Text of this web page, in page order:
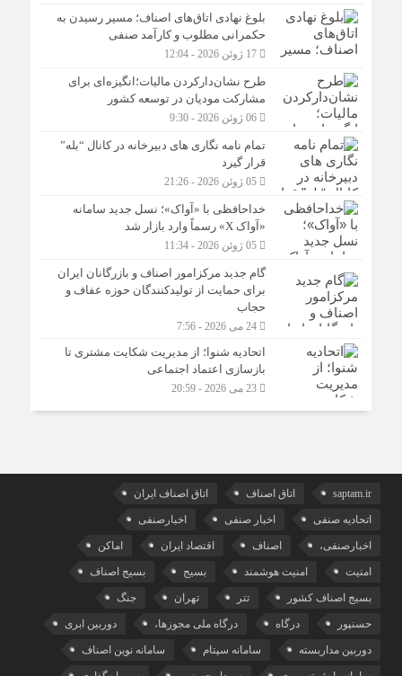
بلوغ نهادی اتاق‌های اصناف؛ مسیر رسیدن به
حکمرانی مطلوب و کارآمد صنفی
17 ژوئن 2026 - 12:04
طرح نشان‌دارکردن مالیات؛انگیزه‌ای برای
مشارکت مودیان در توسعه کشور
06 ژوئن 2026 - 9:30
تمام نامه نگاری های دبیرخانه در کانال “بله”
قرار گیرد
05 ژوئن 2026 - 21:26
خداحافظی با «آواک»؛ نسل جدید سامانه
«آواک X» رسماً وارد بازار شد
05 ژوئن 2026 - 11:34
گام جدید مرکزامور اصناف و بازرگانان ایران
برای حمایت از تولیدکنندگان حوزه عفاف و
حجاب
24 می 2026 - 7:56
اتحادیه شنوا؛ از مدیریت شکایت مشتری تا
بازسازی اعتماد اجتماعی ‌
23 می 2026 - 20:59
saptam.ir اتاق اصناف اتاق اصناف ایران
اتحادیه صنفی اخبار صنفی اخبارصنفی
اخبارصنفی، اصناف اقتصاد ایران اماکن
امنیت امنیت هوشمند بسیج بسیج اصناف
بسیج اصناف کشور تتر تهران جنگ
حسنپور درگاه درگاه ملی مجوزها، دوربین ابری
دوربین مداربسته سامانه سپتام سامانه نوین اصناف